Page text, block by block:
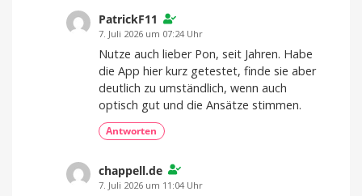
PatrickF11
7. Juli 2026 um 07:24 Uhr
Nutze auch lieber Pon, seit Jahren. Habe
die App hier kurz getestet, finde sie aber
deutlich zu umständlich, wenn auch
optisch gut und die Ansätze stimmen.
Antworten
chappell.de
7. Juli 2026 um 11:04 Uhr